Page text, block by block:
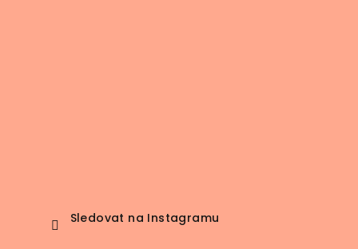
Sledovat na Instagramu